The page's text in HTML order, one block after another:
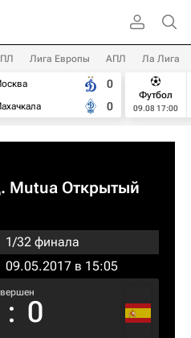
Лига Европы АПЛ Ла Лига
0
0
Футбол
09.08 17:00
Mutua Открытый
1/32 финала
09.05.2017 в 15:05
: 0